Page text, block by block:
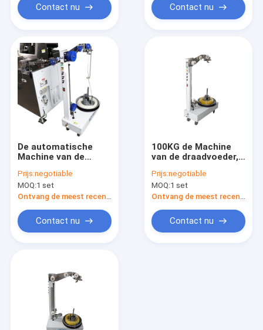
Contact nu Contact nu
De automatische
Machine van de
Grootte betaalt
Machine 6
Meter/Tweede
Prijs:negotiable
MOQ:1 set
Contact nu
100KG de Machine
van de draadvoeder,
Broodje van de
Draadvoeder/
Prijs:negotiable
MOQ:1 set
Contact nu